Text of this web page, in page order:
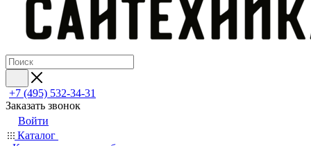
+7 (495) 532‑34‑31
Заказать звонок
Войти
Каталог